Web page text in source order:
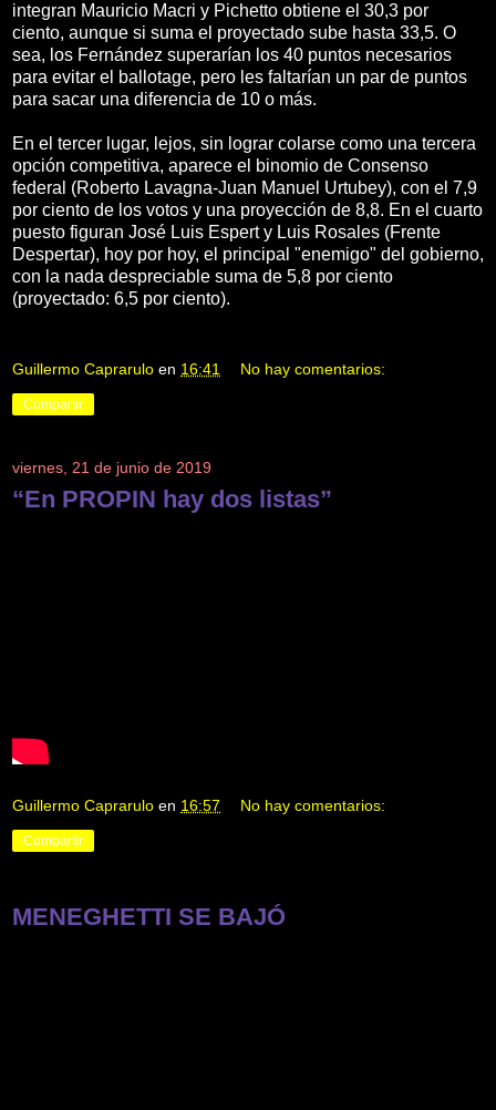
integran Mauricio Macri y Pichetto obtiene el 30,3 por
ciento, aunque si suma el proyectado sube hasta 33,5. O
sea, los Fernández superarían los 40 puntos necesarios
para evitar el ballotage, pero les faltarían un par de puntos
para sacar una diferencia de 10 o más.
En el tercer lugar, lejos, sin lograr colarse como una tercera
opción competitiva, aparece el binomio de Consenso
federal (Roberto Lavagna-Juan Manuel Urtubey), con el 7,9
por ciento de los votos y una proyección de 8,8. En el cuarto
puesto figuran José Luis Espert y Luis Rosales (Frente
Despertar), hoy por hoy, el principal "enemigo" del gobierno,
con la nada despreciable suma de 5,8 por ciento
(proyectado: 6,5 por ciento).
Guillermo Caprarulo en 16:41 No hay comentarios:
Compartir
viernes, 21 de junio de 2019
“En PROPIN hay dos listas”
Guillermo Caprarulo en 16:57 No hay comentarios:
Compartir
MENEGHETTI SE BAJÓ